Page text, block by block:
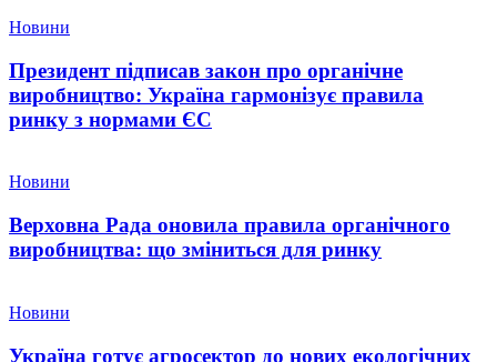
Новини
Президент підписав закон про органічне
виробництво: Україна гармонізує правила
ринку з нормами ЄС
Новини
Верховна Рада оновила правила органічного
виробництва: що зміниться для ринку
Новини
Україна готує агросектор до нових екологічних